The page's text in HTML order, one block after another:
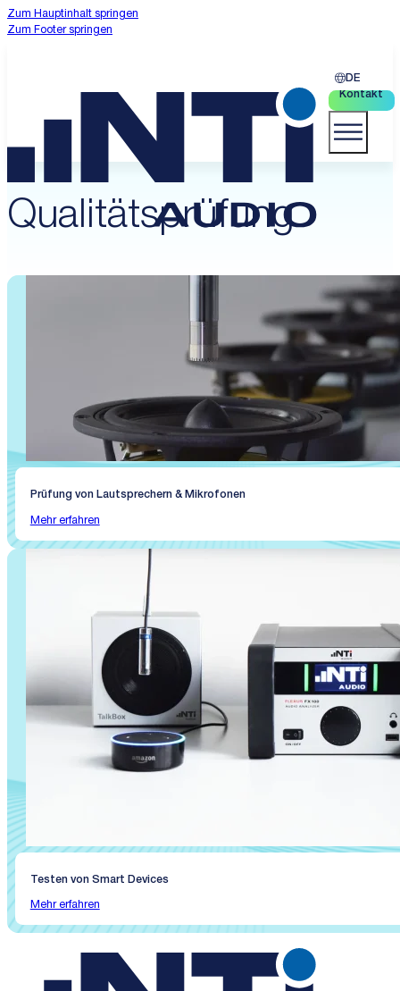
Zum Hauptinhalt springen
Zum Footer springen
DE
Kontakt
Qualitätsprüfung
Prüfung von Lautsprechern & Mikrofonen
Mehr erfahren
Testen von Smart Devices
Mehr erfahren